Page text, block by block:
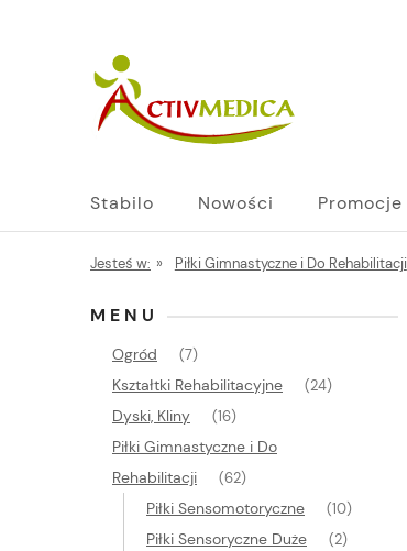
Stabilo Nowości Promocje
Jesteś w: » Piłki Gimnastyczne i Do Rehabilitacji
MENU
Ogród (7)
Kształtki Rehabilitacyjne (24)
Dyski, Kliny (16)
Piłki Gimnastyczne i Do
Rehabilitacji
(62)
Piłki Sensomotoryczne (10)
Piłki Sensoryczne Duże (2)